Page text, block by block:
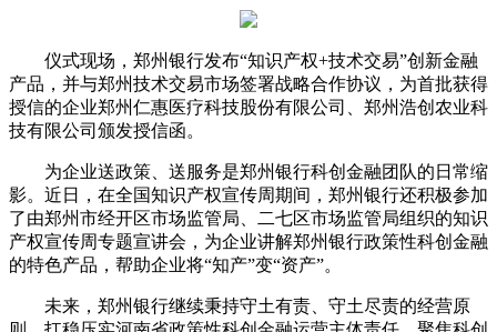
仪式现场，郑州银行发布“知识产权+技术交易”创新金融
产品，并与郑州技术交易市场签署战略合作协议，为首批获得
授信的企业郑州仁惠医疗科技股份有限公司、郑州浩创农业科
技有限公司颁发授信函。
为企业送政策、送服务是郑州银行科创金融团队的日常缩
影。近日，在全国知识产权宣传周期间，郑州银行还积极参加
了由郑州市经开区市场监管局、二七区市场监管局组织的知识
产权宣传周专题宣讲会，为企业讲解郑州银行政策性科创金融
的特色产品，帮助企业将“知产”变“资产”。
未来，郑州银行继续秉持守土有责、守土尽责的经营原